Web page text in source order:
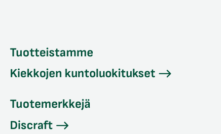
Tuotteistamme
Kiekkojen kuntoluokitukset
Tuotemerkkejä
Discraft